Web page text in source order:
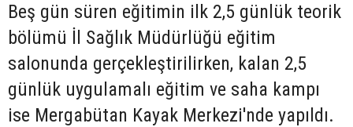
Beş gün süren eğitimin ilk 2,5 günlük teorik
bölümü İl Sağlık Müdürlüğü eğitim
salonunda gerçekleştirilirken, kalan 2,5
günlük uygulamalı eğitim ve saha kampı
ise Mergabütan Kayak Merkezi'nde yapıldı.